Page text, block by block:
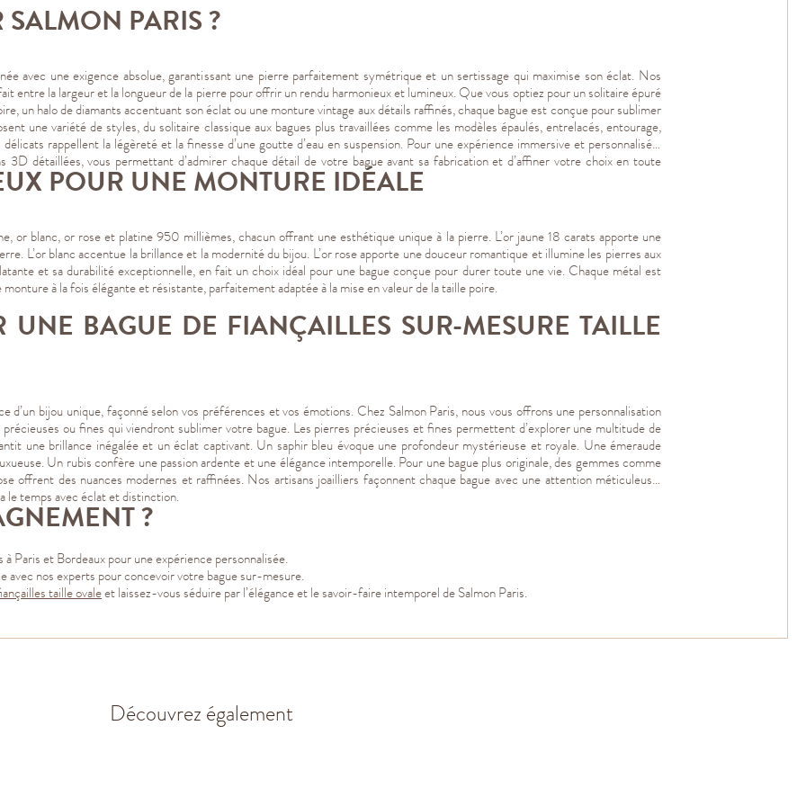
PARIS ?
avec une exigence absolue, garantissant une pierre parfaitement symétrique et un sertissage qui maximise son éclat. Nos
entre la largeur et la longueur de la pierre pour offrir un rendu harmonieux et lumineux. Que vous optiez pour un solitaire épuré
un halo de diamants accentuant son éclat ou une monture vintage aux détails raffinés, chaque bague est conçue pour sublimer
une variété de styles, du solitaire classique aux bagues plus travaillées comme les modèles épaulés, entrelacés, entourage,
rappellent la légèreté et la finesse d’une goutte d’eau en suspension. Pour une expérience immersive et personnalisée,
3D détaillées, vous permettant d’admirer chaque détail de votre bague avant sa fabrication et d’affiner votre choix en toute
POUR UNE MONTURE IDÉALE
or blanc, or rose et platine 950 millièmes, chacun offrant une esthétique unique à la pierre. L’or jaune 18 carats apporte une
L’or blanc accentue la brillance et la modernité du bijou. L’or rose apporte une douceur romantique et illumine les pierres aux
et sa durabilité exceptionnelle, en fait un choix idéal pour une bague conçue pour durer toute une vie. Chaque métal est
à la fois élégante et résistante, parfaitement adaptée à la mise en valeur de la taille poire.
BAGUE DE FIANÇAILLES SUR-MESURE TAILLE
d’un bijou unique, façonné selon vos préférences et vos émotions. Chez Salmon Paris, nous vous offrons une personnalisation
ou fines qui viendront sublimer votre bague. Les pierres précieuses et fines permettent d’explorer une multitude de
une brillance inégalée et un éclat captivant. Un saphir bleu évoque une profondeur mystérieuse et royale. Une émeraude
Un rubis confère une passion ardente et une élégance intemporelle. Pour une bague plus originale, des gemmes comme
offrent des nuances modernes et raffinées. Nos artisans joailliers façonnent chaque bague avec une attention méticuleuse,
le temps avec éclat et distinction.
?
Paris et Bordeaux pour une expérience personnalisée.
nos experts pour concevoir votre bague sur-mesure.
taille ovaleet laissez-vous séduire par l’élégance et le savoir-faire intemporel de Salmon Paris.
Découvrez également